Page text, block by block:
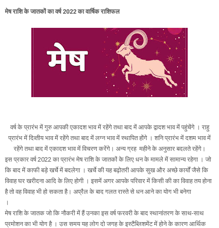
मेष राशि के जातकों का वर्ष 2022 का वार्षिक राशिफल
वर्ष के प्रारंभ में गुरु आपकी एकादश भाव में रहेंगे तथा बाद में आपके द्वादश भाव में पहुंचेंगे । राहु
प्रारंभ में दिव्तीय भाव में रहेंगे तथा बाद में लग्न भाव में स्थापित होंगे । शनि प्रारंभ में दशम भाव में
रहेंगे तथा बाद में एकादश भाव में विचरण करेंगे। अन्य ग्रह महीने के अनुसार बदलते रहेंगे।
इस प्रकार वर्ष 2022 का प्रारंभ मेष राशि के जातकों के लिए धन के मामले में सामान्य रहेगा । जो
कि बाद में काफी बड़े खर्चे में बदलेगा । खर्चे की यह बढ़ोतरी आपके सुख और अच्छे कार्यों जैसे कि
विवाह घर खरीदना आदि के लिए होगी । इसमें अगर आपके परिवार में किसी की का विवाह तय होना
है तो वह विवाह भी हो सकता है। अप्रैल के बाद गलत रास्ते से धन आने का योग भी बनेगा
।
मेष राशि के जातक जो कि नौकरी में हैं उनका इस वर्ष फरवरी के बाद स्थानांतरण के साथ-साथ
प्रमोशन का भी योग है । उस समय यह लोग दो जगह के इस्टैब्लिशमेंट में होने के कारण आर्थिक